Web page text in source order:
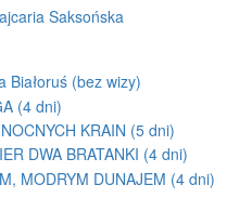
Saksońska
Białoruś (bez wizy)
(4 dni)
KRAIN (5 dni)
DWA BRATANKI (4 dni)
MODRYM DUNAJEM (4 dni)